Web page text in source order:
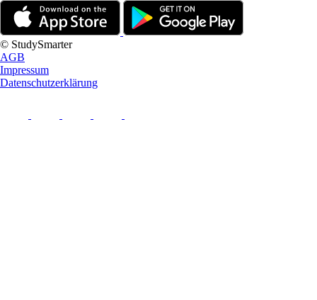
© StudySmarter
AGB
Impressum
Datenschutzerklärung